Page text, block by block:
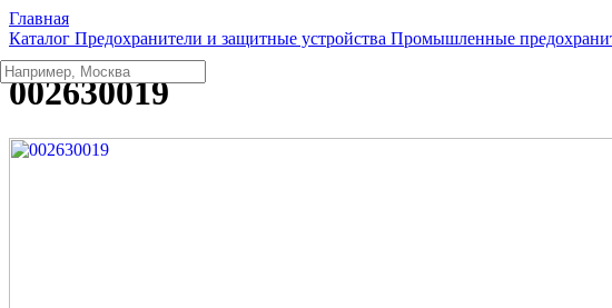
Главная
Каталог Предохранители и защитные устройства Промышленные
002630019